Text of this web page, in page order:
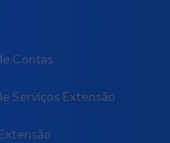
Contas
Serviços Extensão